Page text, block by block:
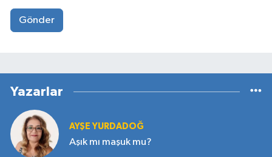
Gönder
Yazarlar
AYŞE YURDADOĞ
Aşık mı maşuk mu?